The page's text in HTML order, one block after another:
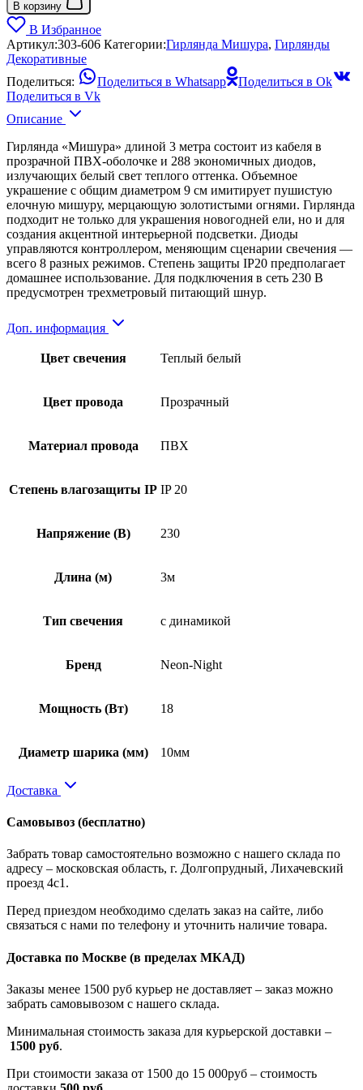
В корзину
В Избранное
Артикул:303-606 Категории:Гирлянда Мишура, Гирлянды
Декоративные
Поделиться:
Поделиться в Whatsapp
Поделиться в Ok
Поделиться в Vk
Описание
Гирлянда «Мишура» длиной 3 метра состоит из кабеля в
прозрачной ПВХ-оболочке и 288 экономичных диодов,
излучающих белый свет теплого оттенка. Объемное
украшение с общим диаметром 9 см имитирует пушистую
елочную мишуру, мерцающую золотистыми огнями. Гирлянда
подходит не только для украшения новогодней ели, но и для
создания акцентной интерьерной подсветки. Диоды
управляются контроллером, меняющим сценарии свечения —
всего 8 разных режимов. Степень защиты IP20 предполагает
домашнее использование. Для подключения в сеть 230 В
предусмотрен трехметровый питающий шнур.
Доп. информация
Цвет свечения Теплый белый
Цвет провода Прозрачный
Материал провода ПВХ
Степень влагозащиты IP IP 20
Напряжение (В) 230
Длина (м) 3м
Тип свечения с динамикой
Бренд Neon-Night
Мощность (Вт) 18
Диаметр шарика (мм) 10мм
Доставка
Самовывоз (бесплатно)
Забрать товар самостоятельно возможно с нашего склада по
адресу – московская область, г. Долгопрудный, Лихачевский
проезд 4с1.
Перед приездом необходимо сделать заказ на сайте, либо
связаться с нами по телефону и уточнить наличие товара.
Доставка по Москве (в пределах МКАД)
Заказы менее 1500 руб курьер не доставляет – заказ можно
забрать самовывозом с нашего склада.
Минимальная стоимость заказа для курьерской доставки –
1500 руб.
При стоимости заказа от 1500 до 15 000руб – стоимость